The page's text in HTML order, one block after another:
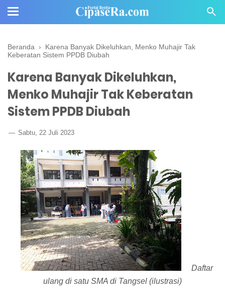
Beranda › Karena Banyak Dikeluhkan, Menko Muhajir Tak
Keberatan Sistem PPDB Diubah
Karena Banyak Dikeluhkan,
Menko Muhajir Tak Keberatan
Sistem PPDB Diubah
Sabtu, 22 Juli 2023
Daftar
ulang di satu SMA di Tangsel (ilustrasi)